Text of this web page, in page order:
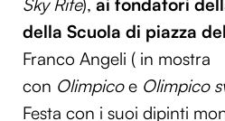
Sky Rite), ai fondatori
della Scuola di piazza
Franco Angeli ( in mostra
con Olimpicoe Olimpico
Festa con i suoi dipinti